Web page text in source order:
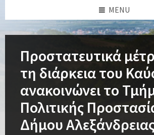
MENU
Προστατευτικά
τη διάρκεια του
ανακοινώνει το
Πολιτικής
Δήμου